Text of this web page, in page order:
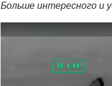
Больше интересного и